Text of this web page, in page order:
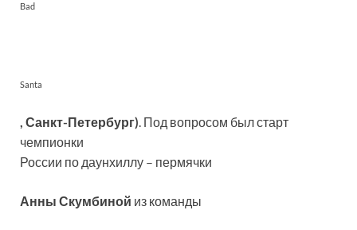
Bad
Santa
, Санкт-Петербург). Под вопросом был старт
чемпионки
России по даунхиллу – пермячки
Анны Скумбиной из команды